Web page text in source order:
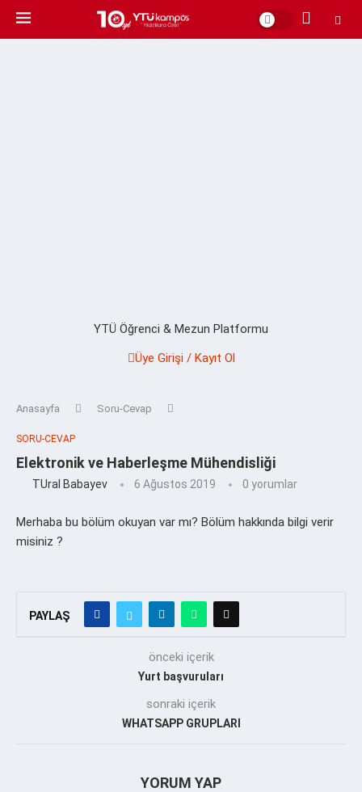
YTÜ Öğrenci & Mezun Platformu
Üye Girişi / Kayıt Ol
Anasayfa Soru-Cevap
SORU-CEVAP
Elektronik ve Haberleşme Mühendisliği
TUral Babayev 6 Ağustos 2019 0 yorumlar
Merhaba bu bölüm okuyan var mı? Bölüm hakkında bilgi verir
misiniz ?
PAYLAŞ
önceki içerik
Yurt başvuruları
sonraki içerik
WHATSAPP GRUPLARI
YORUM YAP